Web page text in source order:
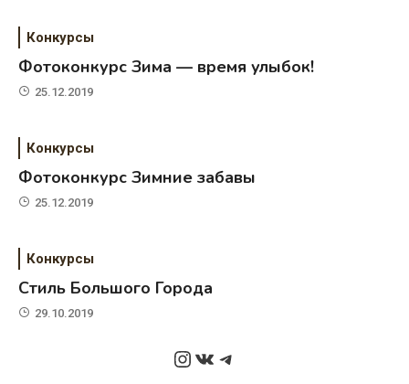
Конкурсы
Фотоконкурс Зима — время улыбок!
25.12.2019
Конкурсы
Фотоконкурс Зимние забавы
25.12.2019
Конкурсы
Стиль Большого Города
29.10.2019
Instagram
ВКонтакте
Telegram